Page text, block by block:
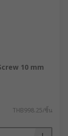
10 mm
THB998.25/ชิ้น